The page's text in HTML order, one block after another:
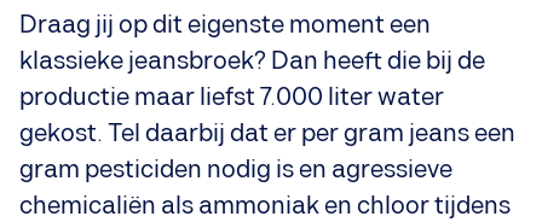
Draag jij op dit eigenste moment een
klassieke jeansbroek? Dan heeft die bij de
productie maar liefst 7.000 liter water
gekost. Tel daarbij dat er per gram jeans een
gram pesticiden nodig is en agressieve
chemicaliën als ammoniak en chloor tijdens